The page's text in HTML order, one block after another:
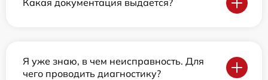
Какая документация выдается?
Я уже знаю, в чем неисправность. Для
чего проводить диагностику?